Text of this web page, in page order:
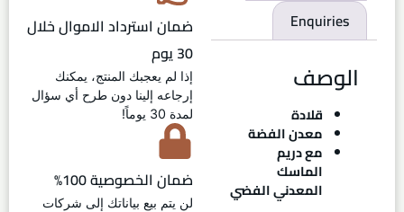
Enquiries
الوصف
قلادة
معدن الفضة
مع دريم
الماسك
المعدني الفضي
ضمان استرداد الاموال خلال
30 يوم
إذا لم يعجبك المنتج، يمكنك
إرجاعه إلينا دون طرح أي سؤال
لمدة 30 يوماً!
ضمان الخصوصية 100%
لن يتم بيع بياناتك إلى شركات